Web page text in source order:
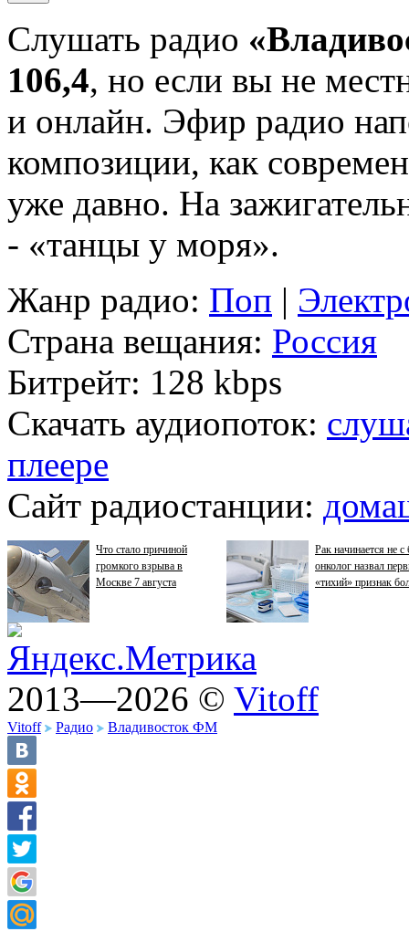
Слушать радио
106,4, но если вы не
и онлайн. Эфир радио
композиции, как
уже давно. На
- «танцы у моря».
Жанр радио: Поп |
Страна вещания: Россия
Битрейт: 128 kbps
Скачать аудиопоток:
плеере
Сайт радиостанции:
Что стало причиной
громкого взрыва в
Москве 7 августа
Рак начинается не с
онколог назвал
«тихий» признак
2013—2026 © Vitoff
Vitoff Радио Владивосток ФМ